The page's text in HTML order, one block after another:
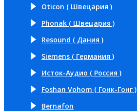
Oticon ( Швецария )
Phonak ( Швецария )
Resound ( Дания )
Siemens ( Германия )
Исток-Аудио ( Россия )
Foshan Vohom ( Гонк-Гонг )
Bernafon